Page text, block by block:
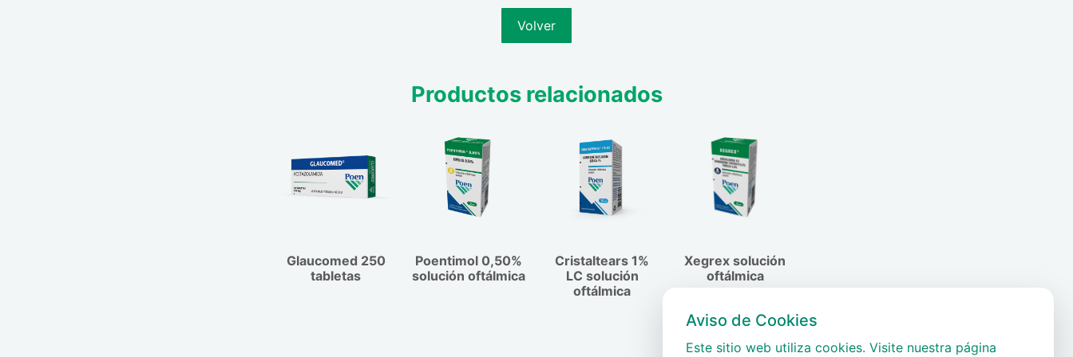
Volver
Productos relacionados
Glaucomed 250
tabletas
Poentimol 0,50%
solución oftálmica
Cristaltears 1%
LC solución
oftálmica
Xegrex solución
oftálmica
Aviso de Cookies
Este sitio web utiliza cookies. Visite nuestra página